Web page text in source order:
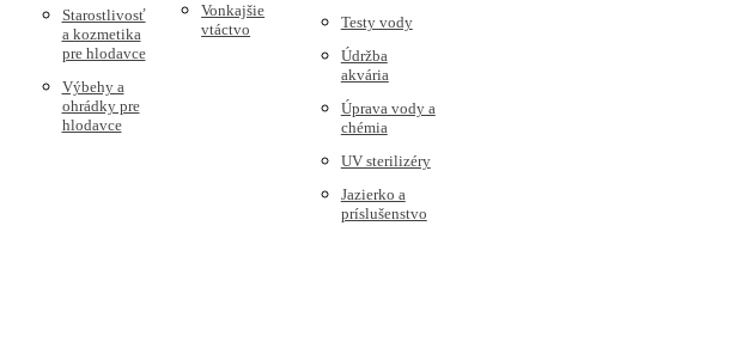
Starostlivosť
a kozmetika
pre hlodavce
Výbehy a
ohrádky pre
hlodavce
Vonkajšie
vtáctvo
Testy vody
Údržba
akvária
Úprava vody a
chémia
UV sterilizéry
Jazierko a
príslušenstvo